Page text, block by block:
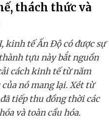
thách thức và
kinh tế Ấn Độ có được sự
tựu này bắt nguồn
cách kinh tế từ năm
nó mang lại. Xét từ
tiếp thu đồng thời các
và toàn cầu hóa.